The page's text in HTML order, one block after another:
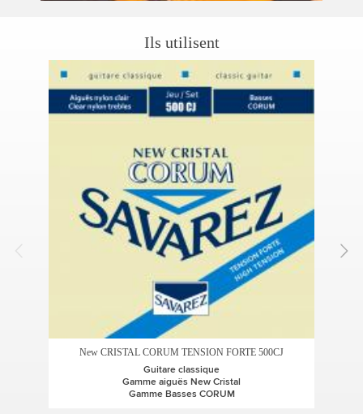
Ils utilisent
New CRISTAL CORUM TENSION FORTE 500CJ
Guitare classique
Gamme aiguës New Cristal
Gamme Basses CORUM